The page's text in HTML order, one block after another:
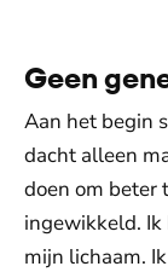
Geen
Aan het begin
dacht alleen
doen om beter
ingewikkeld. Ik
mijn lichaam.